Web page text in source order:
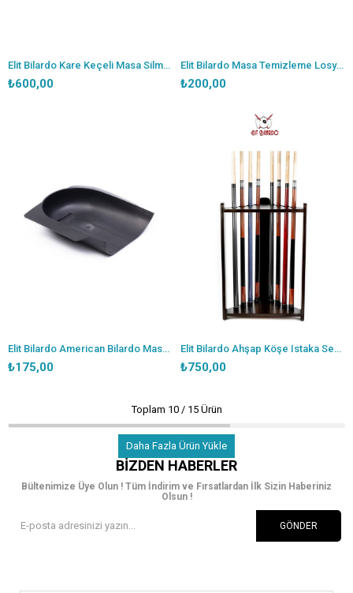
Elit Bilardo Kare Keçeli Masa Silme Takozu
₺600,00
Elit Bilardo Masa Temizleme Losyonu
₺200,00
Elit Bilardo American Bilardo Masa Küreği
₺175,00
Elit Bilardo Ahşap Köşe Istaka Sehpası
₺750,00
Toplam 10/ 15Ürün
Daha Fazla Ürün Yükle
BIZDEN HABERLER
Bültenimize Üye Olun ! Tüm İndirim ve Fırsatlardan İlk Sizin Haberiniz
Olsun !
GÖNDER